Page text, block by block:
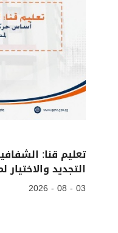
تعليم قنا:
التجديد
03 - 08 - 2026